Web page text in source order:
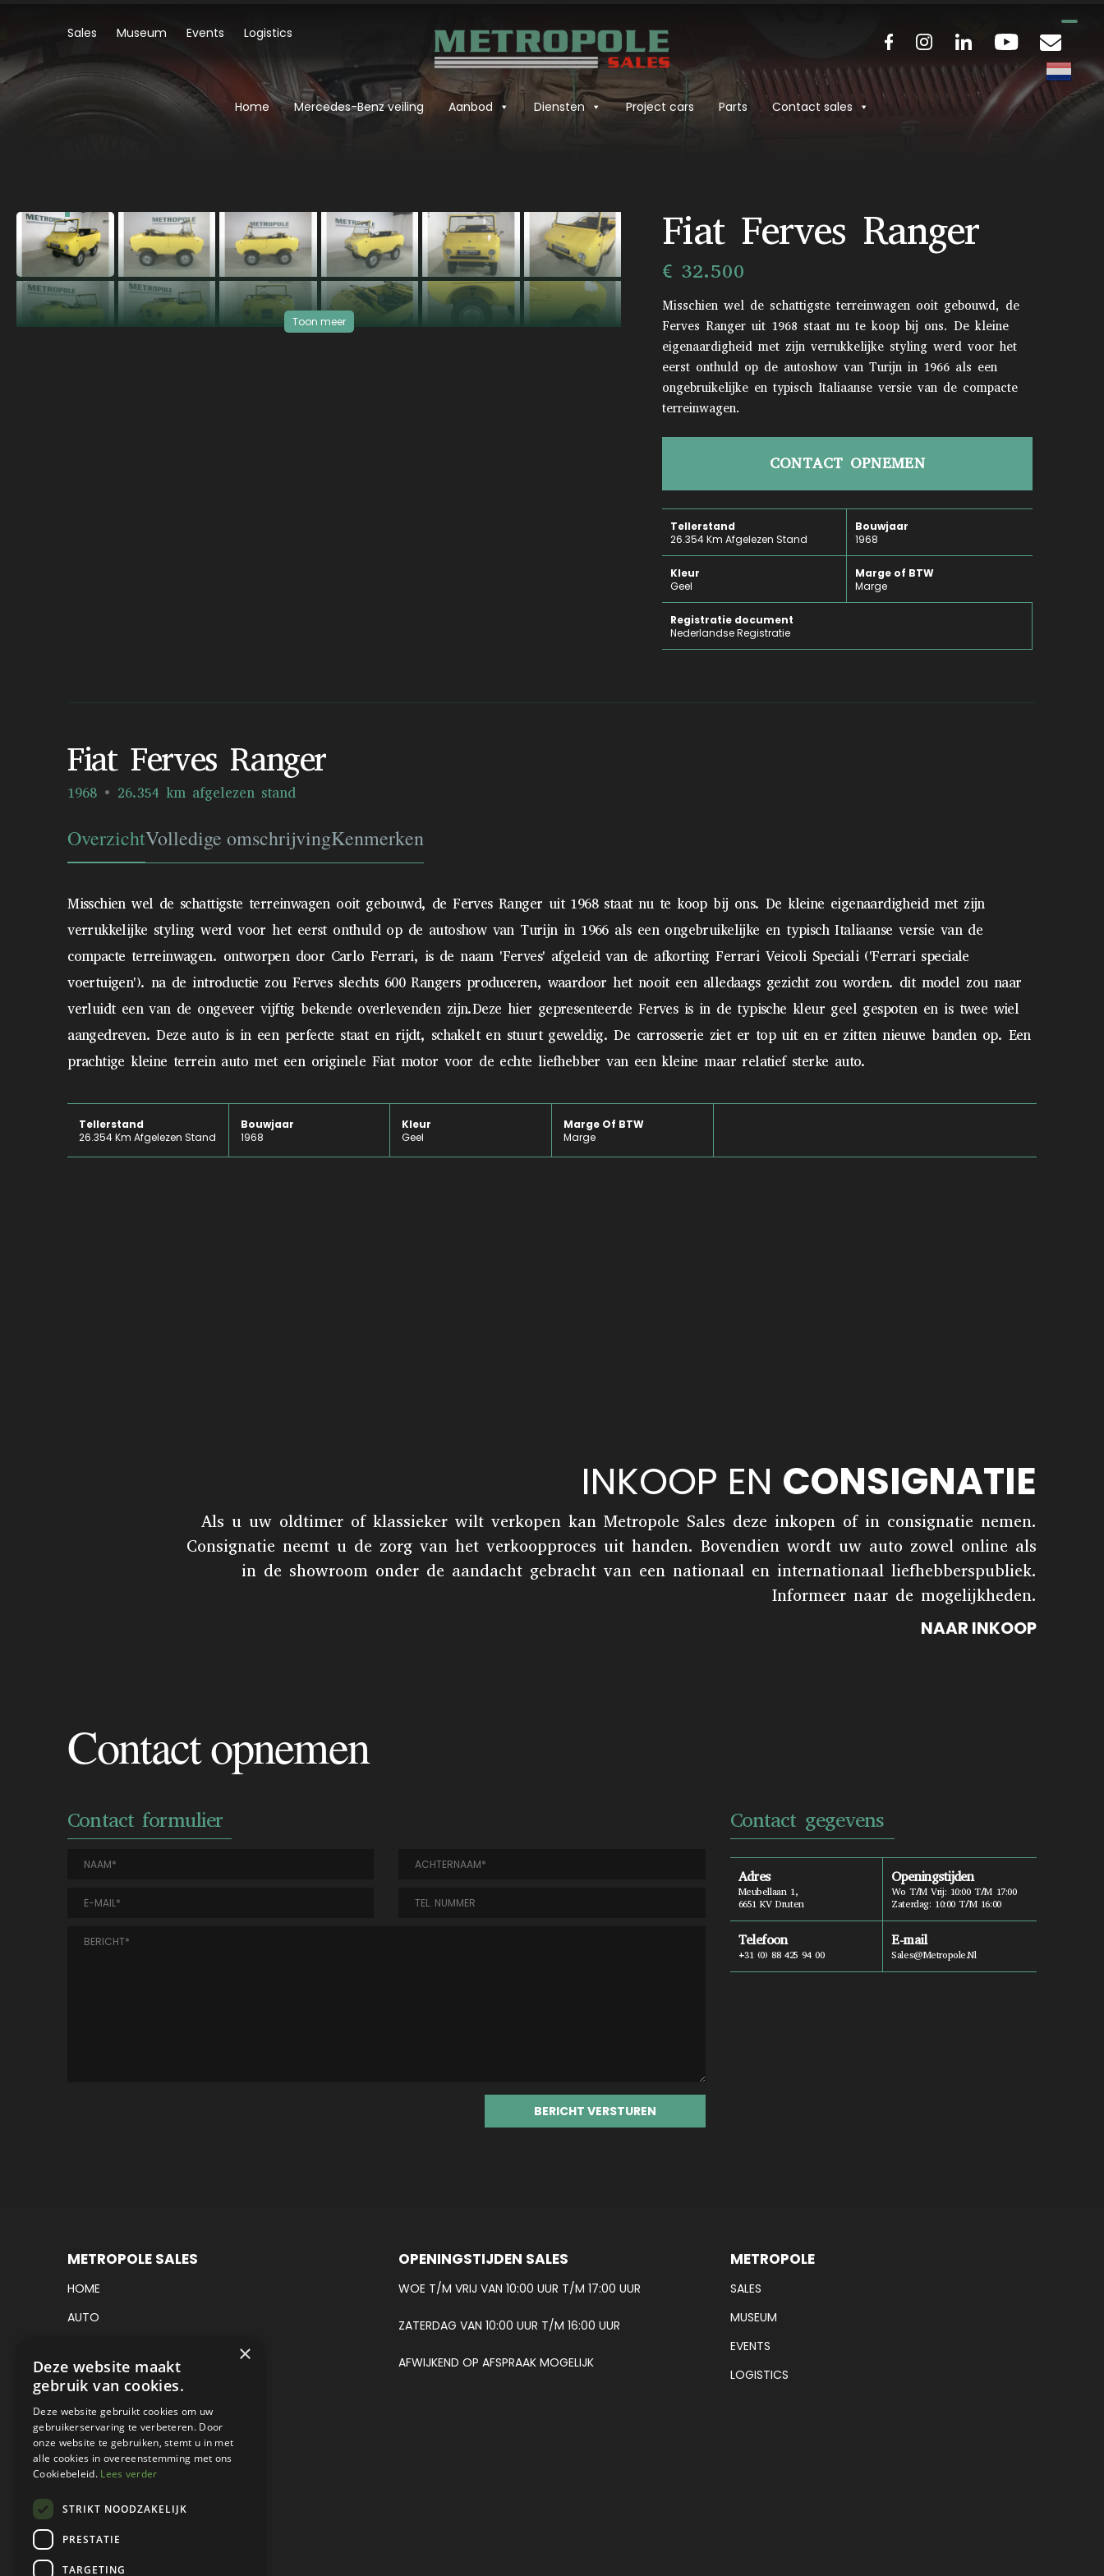
Sales Museum Events Logistics
Home Mercedes-Benz veiling Aanbod Diensten Project cars Parts Contact sales
‹ ›
Toon meer
Fiat Ferves Ranger
€ 32.500
Misschien wel de schattigste terreinwagen ooit gebouwd, de
Ferves Ranger uit 1968 staat nu te koop bij ons. De kleine
eigenaardigheid met zijn verrukkelijke styling werd voor het
eerst onthuld op de autoshow van Turijn in 1966 als een
ongebruikelijke en typisch Italiaanse versie van de compacte
terreinwagen.
CONTACT OPNEMEN
Tellerstand
26.354 Km Afgelezen Stand
Bouwjaar
1968
Kleur
Geel
Marge of BTW
Marge
Registratie document
Nederlandse Registratie
Fiat Ferves Ranger
1968 26.354 km afgelezen stand
OverzichtVolledige omschrijvingKenmerken
Misschien wel de schattigste terreinwagen ooit gebouwd, de Ferves Ranger uit 1968 staat nu te koop bij ons. De kleine eigenaardigheid met zijn
verrukkelijke styling werd voor het eerst onthuld op de autoshow van Turijn in 1966 als een ongebruikelijke en typisch Italiaanse versie van de
compacte terreinwagen. ontworpen door Carlo Ferrari, is de naam 'Ferves' afgeleid van de afkorting Ferrari Veicoli Speciali ('Ferrari speciale
voertuigen'). na de introductie zou Ferves slechts 600 Rangers produceren, waardoor het nooit een alledaags gezicht zou worden. dit model zou naar
verluidt een van de ongeveer vijftig bekende overlevenden zijn.Deze hier gepresenteerde Ferves is in de typische kleur geel gespoten en is twee wiel
aangedreven. Deze auto is in een perfecte staat en rijdt, schakelt en stuurt geweldig. De carrosserie ziet er top uit en er zitten nieuwe banden op. Een
prachtige kleine terrein auto met een originele Fiat motor voor de echte liefhebber van een kleine maar relatief sterke auto.
Tellerstand
26.354 Km Afgelezen Stand
Bouwjaar
1968
Kleur
Geel
Marge Of BTW
Marge
INKOOP EN CONSIGNATIE
Als u uw oldtimer of klassieker wilt verkopen kan Metropole Sales deze inkopen of in consignatie nemen.
Consignatie neemt u de zorg van het verkoopproces uit handen. Bovendien wordt uw auto zowel online als
in de showroom onder de aandacht gebracht van een nationaal en internationaal liefhebberspubliek.
Informeer naar de mogelijkheden.
NAAR INKOOP
Contact opnemen
Contact formulier Contact gegevens
Adres
Meubellaan 1,
6651 KV Druten
Openingstijden
Wo T/m Vrij: 10:00 T/m 17:00
Zaterdag: 10:00 T/m 16:00
Telefoon
+31 (0) 88 425 94 00
E-mail
Sales@metropole.nl
METROPOLE SALES
HOME
AUTO
VERKOCHT
DETAILING
WERKPLAATS EN RESTAURATIE
PARTS
CONTACT
OPENINGSTIJDEN SALES
WOE T/M VRIJ VAN 10:00 UUR T/M 17:00 UUR
ZATERDAG VAN 10:00 UUR T/M 16:00 UUR
AFWIJKEND OP AFSPRAAK MOGELIJK
METROPOLE
SALES
MUSEUM
EVENTS
LOGISTICS
×
Deze website maakt
gebruik van cookies.
Deze website gebruikt cookies om uw
gebruikerservaring te verbeteren. Door
onze website te gebruiken, stemt u in met
alle cookies in overeenstemming met ons
Cookiebeleid. Lees verder
STRIKT NOODZAKELIJK
PRESTATIE
TARGETING